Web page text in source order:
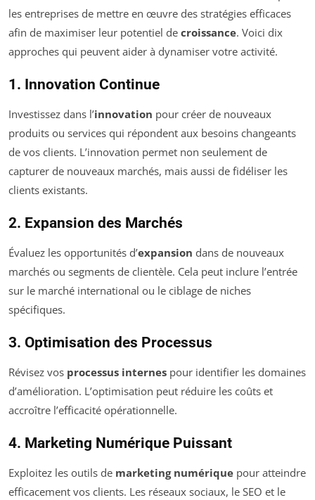
les entreprises de mettre en œuvre des stratégies efficaces
afin de maximiser leur potentiel de croissance. Voici dix
approches qui peuvent aider à dynamiser votre activité.
1. Innovation Continue
Investissez dans l’innovation pour créer de nouveaux
produits ou services qui répondent aux besoins changeants
de vos clients. L’innovation permet non seulement de
capturer de nouveaux marchés, mais aussi de fidéliser les
clients existants.
2. Expansion des Marchés
Évaluez les opportunités d’expansion dans de nouveaux
marchés ou segments de clientèle. Cela peut inclure l’entrée
sur le marché international ou le ciblage de niches
spécifiques.
3. Optimisation des Processus
Révisez vos processus internes pour identifier les domaines
d’amélioration. L’optimisation peut réduire les coûts et
accroître l’efficacité opérationnelle.
4. Marketing Numérique Puissant
Exploitez les outils de marketing numérique pour atteindre
efficacement vos clients. Les réseaux sociaux, le SEO et le